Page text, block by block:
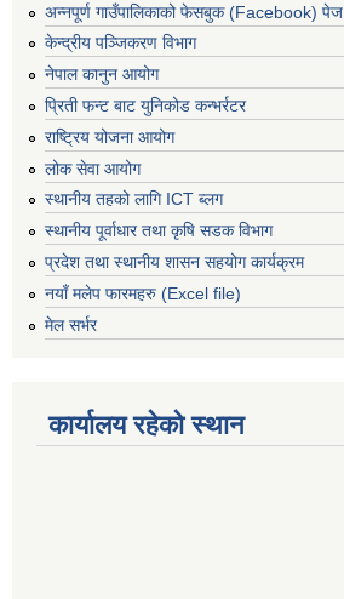
अन्नपूर्ण गाउँपालिकाको फेसबुक (Facebook) पेज
केन्द्रीय पञ्जिकरण विभाग
नेपाल कानुन आयोग
प्रिती फन्ट बाट युनिकोड कन्भर्रटर
राष्ट्रिय योजना आयोग
लोक सेवा आयोग
स्थानीय तहको लागि ICT ब्लग
स्थानीय पूर्वाधार तथा कृषि सडक विभाग
प्रदेश तथा स्थानीय शासन सहयोग कार्यक्रम
नयाँ मलेप फारमहरु (Excel file)
मेल सर्भर
कार्यालय रहेको स्थान